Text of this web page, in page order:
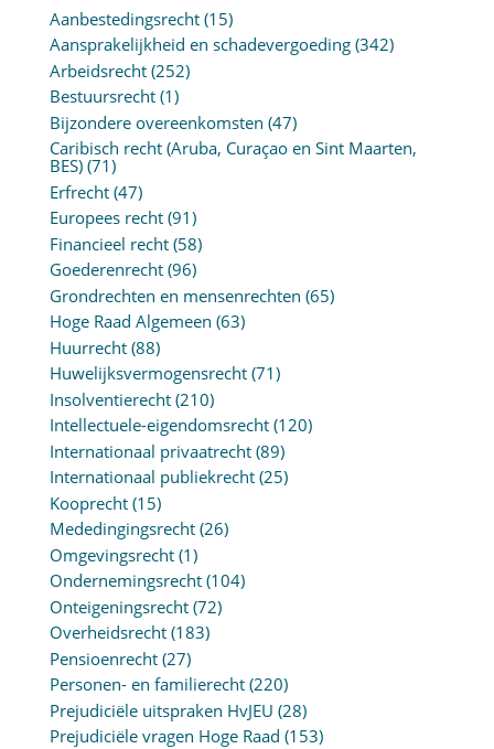
Aanbestedingsrecht(15)
Aansprakelijkheid en schadevergoeding(342)
Arbeidsrecht(252)
Bestuursrecht(1)
Bijzondere overeenkomsten (47)
Caribisch recht (Aruba, Curaçao en Sint Maarten,
BES)(71)
Erfrecht(47)
Europees recht(91)
Financieel recht(58)
Goederenrecht(96)
Grondrechten en mensenrechten (65)
Hoge Raad Algemeen (63)
Huurrecht(88)
Huwelijksvermogensrecht(71)
Insolventierecht(210)
Intellectuele-eigendomsrecht(120)
Internationaal privaatrecht(89)
Internationaal publiekrecht(25)
Kooprecht(15)
Mededingingsrecht(26)
Omgevingsrecht(1)
Ondernemingsrecht(104)
Onteigeningsrecht(72)
Overheidsrecht(183)
Pensioenrecht(27)
Personen- en familierecht(220)
Prejudiciële uitspraken HvJEU (28)
Prejudiciële vragen Hoge Raad (153)